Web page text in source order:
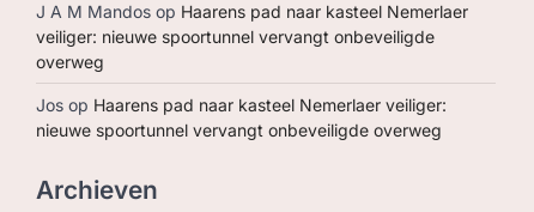
J A M Mandos op Haarens pad naar kasteel Nemerlaer
veiliger: nieuwe spoortunnel vervangt onbeveiligde
overweg
Jos op Haarens pad naar kasteel Nemerlaer veiliger:
nieuwe spoortunnel vervangt onbeveiligde overweg
Archieven